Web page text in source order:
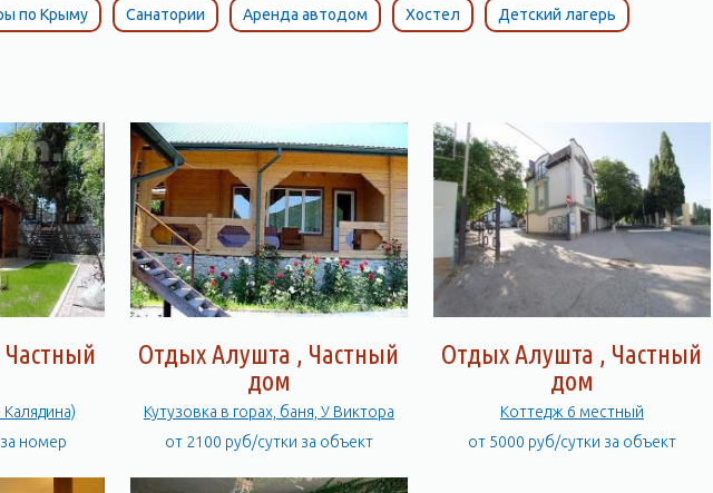
по Крыму Санатории Аренда автодом Хостел Детский лагерь
номер
Отдых Алушта , Частный
дом
Кутузовка в горах, баня, У Виктора
от 2100 руб/сутки за объект
Отдых Алушта , Частный
дом
Коттедж 6 местный
от 5000 руб/сутки за объект